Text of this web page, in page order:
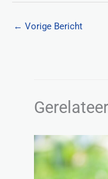
← Vorige Bericht